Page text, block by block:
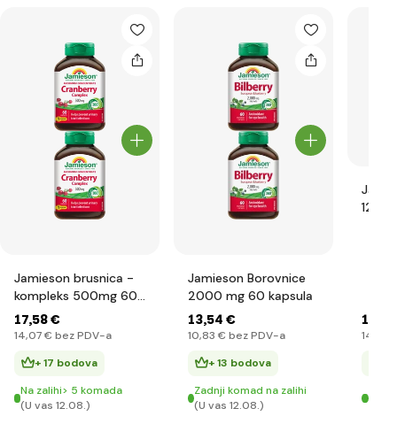
Jamieson brusnica -
kompleks 500mg 60
kapsula
17,58 €
14,07 € bez PDV-a
+ 17 bodova
Na zalihi> 5 komada
(U vas 12.08.)
Jamieson Borovnice
2000 mg 60 kapsula
13,54 €
10,83 € bez PDV-a
+ 13 bodova
Zadnji komad na zalihi
(U vas 12.08.)
1200
17
14
(U